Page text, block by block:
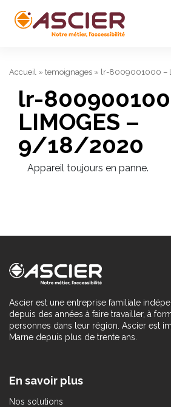
Accueil » temoignages » lr-8009001000 –
lr-
LIMOGES –
9/18/2020
Appareil toujours en panne.
Ascier est une entreprise familiale
depuis des années à faire travailler, à
personnes dans leur région. Ascier est
Marne depuis plus de trente ans.
En savoir plus
Nos solutions